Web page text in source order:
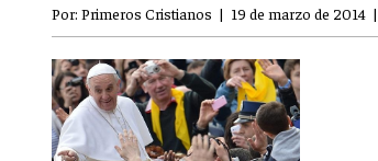
Por: Primeros Cristianos | 19 de marzo de 2014 |